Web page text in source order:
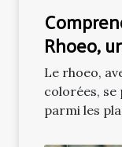
Rhoeo,
populaire
Le rhoeo,
colorées,
parmi les